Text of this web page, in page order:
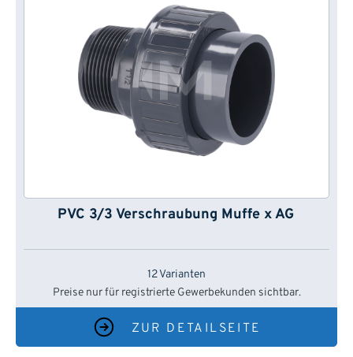
PVC 3/3 Verschraubung Muffe x AG
12 Varianten
Preise nur für registrierte Gewerbekunden sichtbar.
ZUR DETAILSEITE